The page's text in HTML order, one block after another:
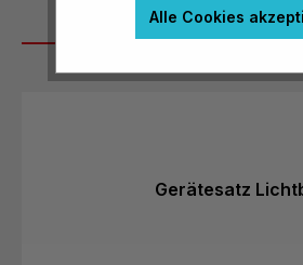
Dazu passt
Gerätesatz
Alle Cookies